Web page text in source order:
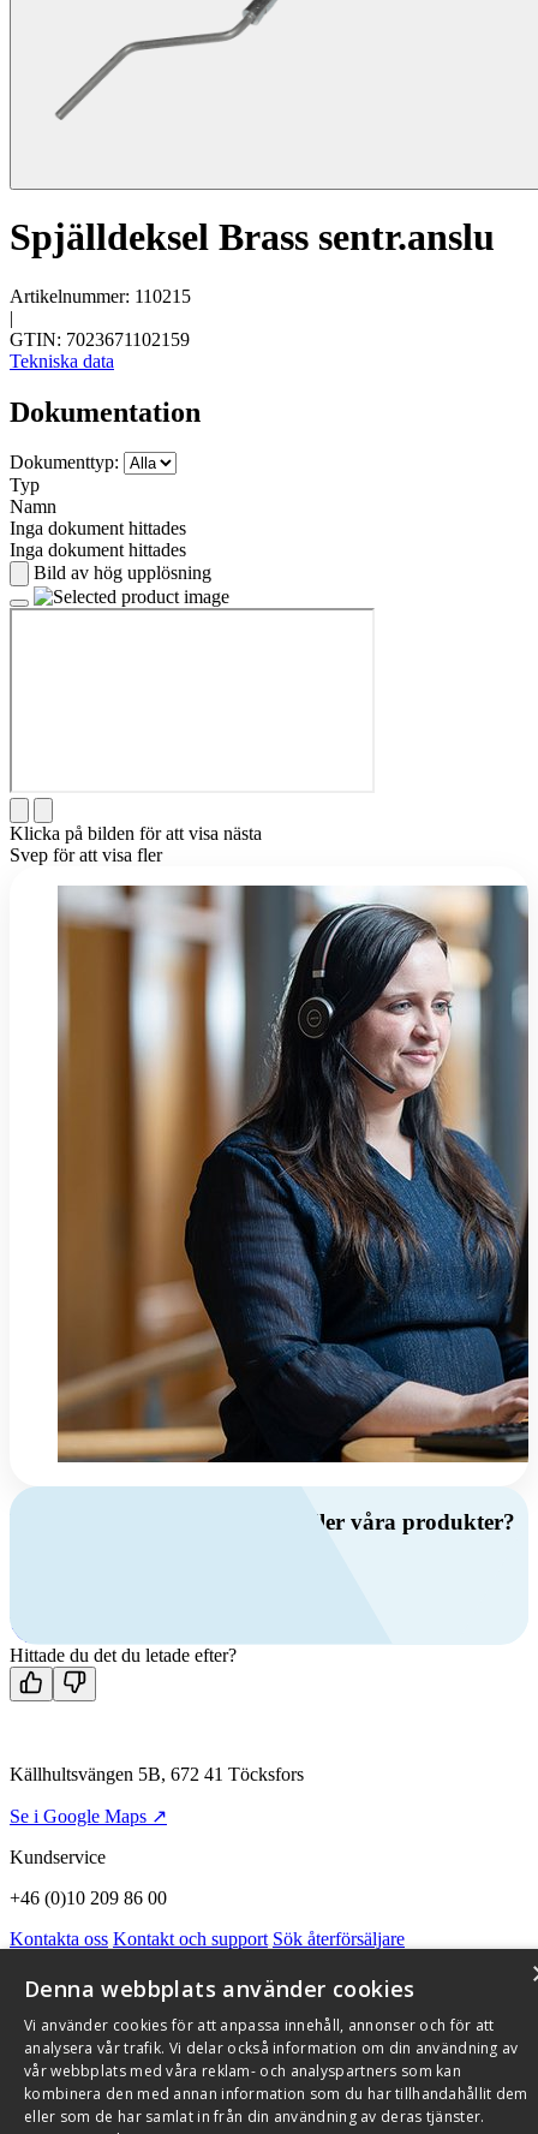
Spjälldeksel Brass sentr.anslu
Artikelnummer: 110215
|
GTIN: 7023671102159
Tekniska data
Dokumentation
Dokumenttyp:
Typ
Namn
Inga dokument hittades
Inga dokument hittades
Bild av hög upplösning
Klicka på bilden för att visa nästa
Svep för att visa fler
Har du frågor om ventilation eller våra produkter?
Kontakta oss
Hittade du det du letade efter?
Källhultsvängen 5B, 672 41 Töcksfors
Se i Google Maps ↗
Kundservice
+46 (0)10 209 86 00
Kontakta oss Kontakt och support Sök återförsäljare
Om FlexitAktuellt Miljö och kvalitetssäkring Alarmkoder
Qnister Visselblåsningsfunktion
© 2026 Flexit AB. Alla rättigheter förbehållna
Aktuellt
Miljö och kvalitetssäkring
Denna webbplats använder cookies
Vi använder cookies för att anpassa innehåll, annonser och för att
analysera vår trafik. Vi delar också information om din användning av
vår webbplats med våra reklam- och analyspartners som kan
kombinera den med annan information som du har tillhandahållit dem
eller som de har samlat in från din användning av deras tjänster.